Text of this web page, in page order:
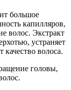
большое
капилляров,
волос. Экстракт
устраняет
волоса.
головы,